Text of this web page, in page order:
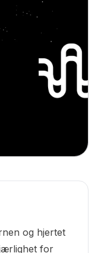
og hjertet
for